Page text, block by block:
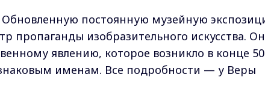
постоянную музейную
пропаганды изобразительного искусства.
явлению, которое возникло в конце
знаковым именам. Все подробности — у Веры